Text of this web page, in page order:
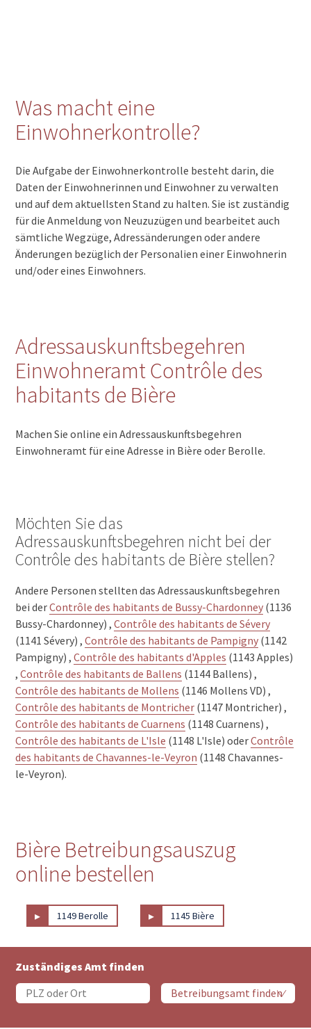
Was macht eine
Einwohnerkontrolle?
Die Aufgabe der Einwohnerkontrolle besteht darin, die
Daten der Einwohnerinnen und Einwohner zu verwalten
und auf dem aktuellsten Stand zu halten. Sie ist zuständig
für die Anmeldung von Neuzuzügen und bearbeitet auch
sämtliche Wegzüge, Adressänderungen oder andere
Änderungen bezüglich der Personalien einer Einwohnerin
und/oder eines Einwohners.
Adressauskunftsbegehren
Einwohneramt Contrôle des
habitants de Bière
Machen Sie online ein Adressauskunftsbegehren
Einwohneramt für eine Adresse in Bière oder Berolle.
Möchten Sie das
Adressauskunftsbegehren nicht bei der
Contrôle des habitants de Bière stellen?
Andere Personen stellten das Adressauskunftsbegehren
bei derContrôle des habitants de Bussy-Chardonney (1136
Bussy-Chardonney) ,Contrôle des habitants de Sévery
(1141 Sévery) ,Contrôle des habitants de Pampigny (1142
Pampigny) ,Contrôle des habitants d'Apples (1143 Apples)
,Contrôle des habitants de Ballens (1144 Ballens) ,
Contrôle des habitants de Mollens (1146 Mollens VD) ,
Contrôle des habitants de Montricher (1147 Montricher) ,
Contrôle des habitants de Cuarnens (1148 Cuarnens) ,
Contrôle des habitants de L'Isle (1148 L'Isle) oderContrôle
des habitants de Chavannes-le-Veyron (1148 Chavannes-
le-Veyron).
Bière Betreibungsauszug
online bestellen
▸ 1149 Berolle ▸ 1145 Bière
Zuständiges Amt finden